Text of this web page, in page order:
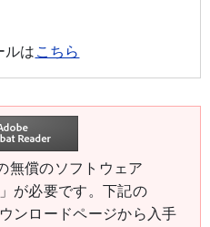
ルは こちら
無償のソフトウェア
が必要です。下記の
ンロードページから入手